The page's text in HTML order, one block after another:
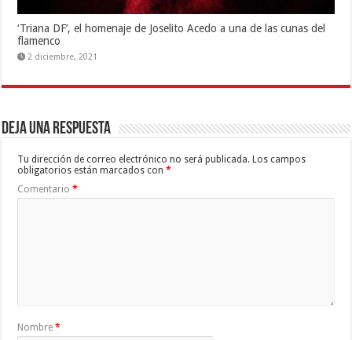
‘Triana DF’, el homenaje de Joselito Acedo a una de las cunas del
flamenco
2 diciembre, 2021
Deja una respuesta
Tu dirección de correo electrónico no será publicada. Los campos
obligatorios están marcados con*
Comentario*
Nombre*